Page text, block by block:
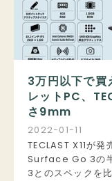
2022-01-11
3万円以下で
レットPC、
さ9mm
TECLAST X11が発
Surface Go 3の
3とのスペックを